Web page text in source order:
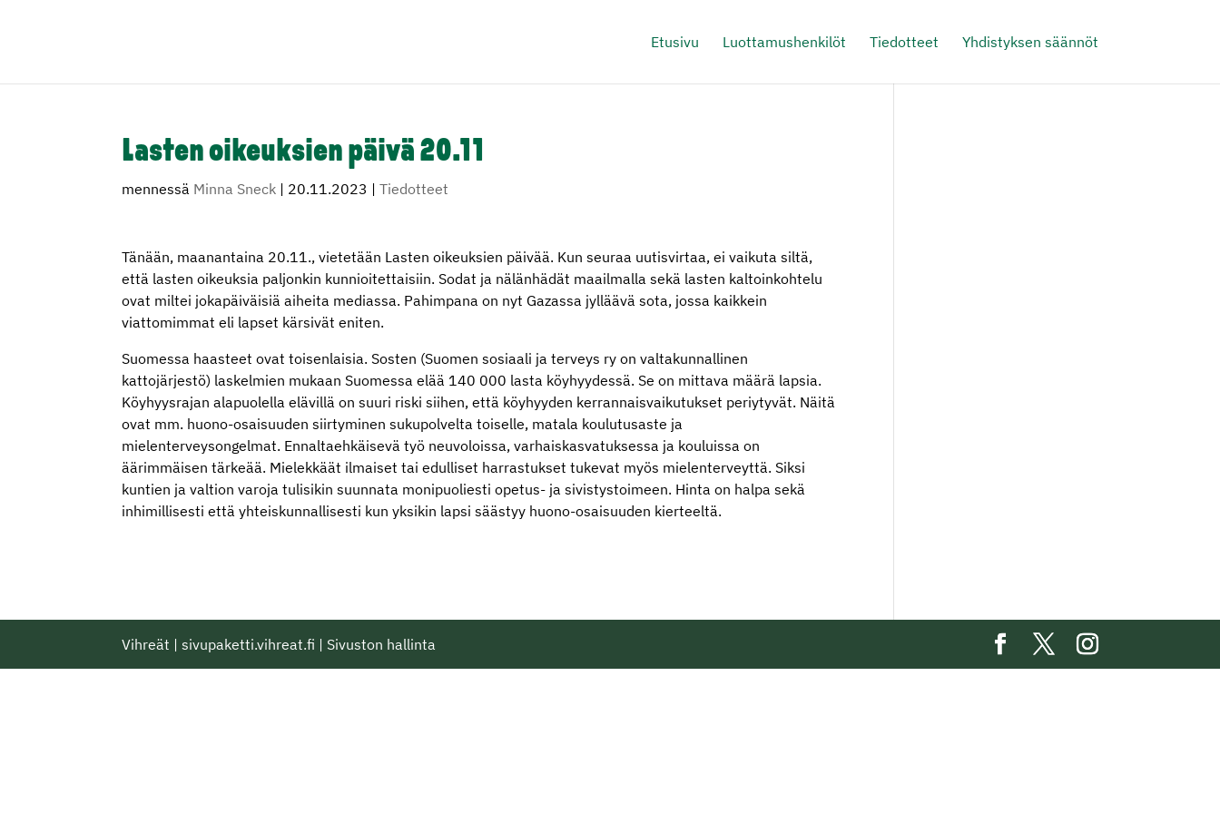
Etusivu Luottamushenkilöt Tiedotteet Yhdistyksen säännöt
Lasten oikeuksien päivä 20.11
mennessä Minna Sneck | 20.11.2023 |Tiedotteet
Tänään, maanantaina 20.11., vietetään Lasten oikeuksien päivää. Kun seuraa uutisvirtaa, ei vaikuta siltä,
että lasten oikeuksia paljonkin kunnioitettaisiin. Sodat ja nälänhädät maailmalla sekä lasten kaltoinkohtelu
ovat miltei jokapäiväisiä aiheita mediassa. Pahimpana on nyt Gazassa jylläävä sota, jossa kaikkein
viattomimmat eli lapset kärsivät eniten.
Suomessa haasteet ovat toisenlaisia. Sosten (Suomen sosiaali ja terveys ry on valtakunnallinen
kattojärjestö) laskelmien mukaan Suomessa elää 140 000 lasta köyhyydessä. Se on mittava määrä lapsia.
Köyhyysrajan alapuolella elävillä on suuri riski siihen, että köyhyyden kerrannaisvaikutukset periytyvät. Näitä
ovat mm. huono-osaisuuden siirtyminen sukupolvelta toiselle, matala koulutusaste ja
mielenterveysongelmat. Ennaltaehkäisevä työ neuvoloissa, varhaiskasvatuksessa ja kouluissa on
äärimmäisen tärkeää. Mielekkäät ilmaiset tai edulliset harrastukset tukevat myös mielenterveyttä. Siksi
kuntien ja valtion varoja tulisikin suunnata monipuoliesti opetus- ja sivistystoimeen. Hinta on halpa sekä
inhimillisesti että yhteiskunnallisesti kun yksikin lapsi säästyy huono-osaisuuden kierteeltä.
Vihreät |sivupaketti.vihreat.fi | Sivuston hallinta